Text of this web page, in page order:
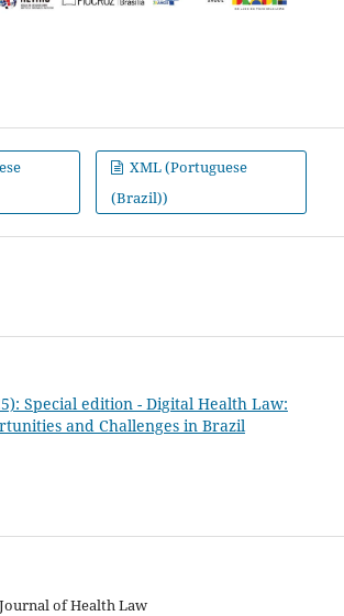
XML (Portuguese
(Brazil))
Special edition - Digital Health Law:
and Challenges in Brazil
of Health Law